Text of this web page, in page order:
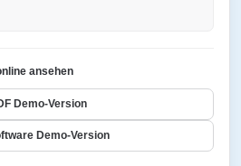
ansehen
Demo-Version
Demo-Version